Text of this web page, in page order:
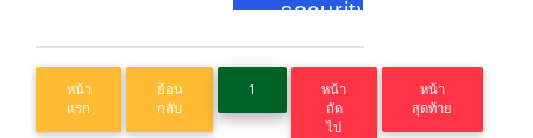
หน้า
แรก
ย้อน
กลับ
1
หน้า
ถัด
ไป
หน้า
สุดท้าย